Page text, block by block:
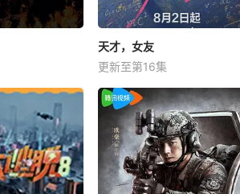
天才，女友
更新至第16集